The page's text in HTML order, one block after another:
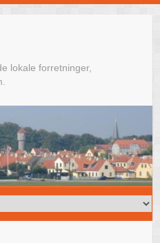
lokale forretninger,